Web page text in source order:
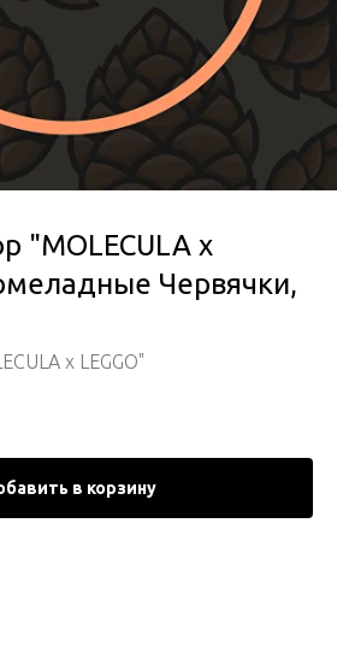
"MOLECULA x
Червячки,
x LEGGO"
в корзину